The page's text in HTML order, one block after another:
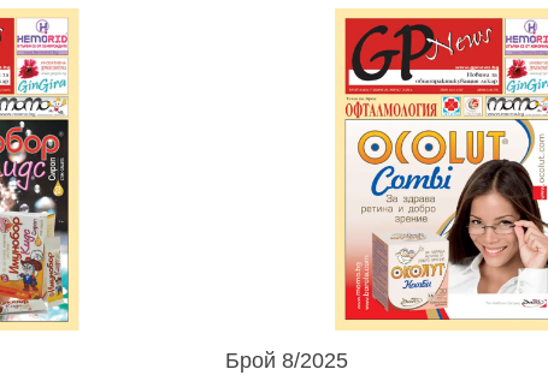
Брой 8/2025
Аз съм медицински специалист Не